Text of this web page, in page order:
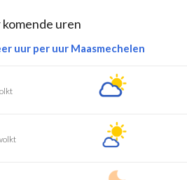
uren
uur per uur Maasmechelen